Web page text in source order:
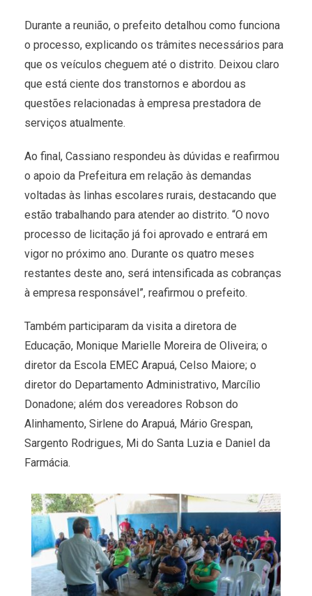
Durante a reunião, o prefeito detalhou como funciona
o processo, explicando os trâmites necessários para
que os veículos cheguem até o distrito. Deixou claro
que está ciente dos transtornos e abordou as
questões relacionadas à empresa prestadora de
serviços atualmente.
Ao final, Cassiano respondeu às dúvidas e reafirmou
o apoio da Prefeitura em relação às demandas
voltadas às linhas escolares rurais, destacando que
estão trabalhando para atender ao distrito. “O novo
processo de licitação já foi aprovado e entrará em
vigor no próximo ano. Durante os quatro meses
restantes deste ano, será intensificada as cobranças
à empresa responsável”, reafirmou o prefeito.
Também participaram da visita a diretora de
Educação, Monique Marielle Moreira de Oliveira; o
diretor da Escola EMEC Arapuá, Celso Maiore; o
diretor do Departamento Administrativo, Marcílio
Donadone; além dos vereadores Robson do
Alinhamento, Sirlene do Arapuá, Mário Grespan,
Sargento Rodrigues, Mi do Santa Luzia e Daniel da
Farmácia.